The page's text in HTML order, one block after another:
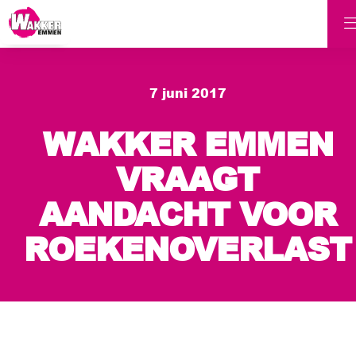
7 juni 2017
WAKKER EMMEN
VRAAGT
AANDACHT VOOR
ROEKENOVERLAST